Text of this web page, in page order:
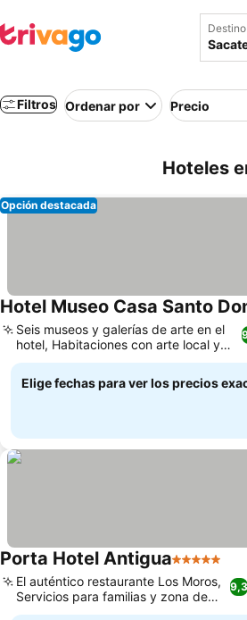
Destino
Filtros Ordenar por Precio
Hoteles
Opción destacada
Hotel Museo Casa Santo
Seis museos y galerías de arte en el
hotel, Habitaciones con arte local y
chimeneas
Elige fechas para ver los precios
Porta Hotel Antigua5 Estrellas
El auténtico restaurante Los Moros,
Servicios para familias y zona de
juegos